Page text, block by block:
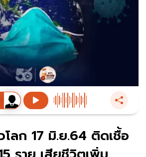
ลก 17 มิ.ย.64 ติดเชื้อ